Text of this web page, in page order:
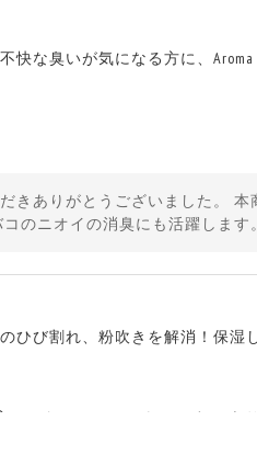
快な臭いが気になる方に、Aroma
きありがとうございました。
のニオイの消臭にも活躍します
ひび割れ、粉吹きを解消！保湿
」となってほしいものです。 あ